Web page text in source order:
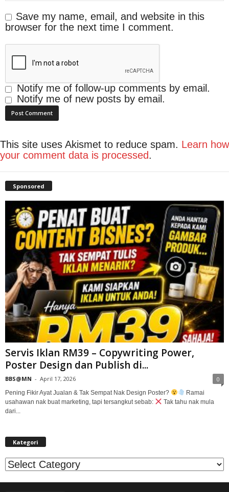
Save my name, email, and website in this
browser for the next time I comment.
Notify me of follow-up comments by email.
Notify me of new posts by email.
This site uses Akismet to reduce spam. Learn how
your comment data is processed.
Sponsored
Servis Iklan RM39 – Copywriting Power,
Poster Design dan Publish di...
BBS@MN - April 17, 2026 0
Pening Fikir Ayat Jualan & Tak Sempat Nak Design Poster?
Ramai
usahawan nak buat marketing, tapi tersangkut sebab:
Tak tahu nak mula
dari...
Kategori
Kategori